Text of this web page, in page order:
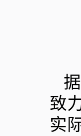
致
实